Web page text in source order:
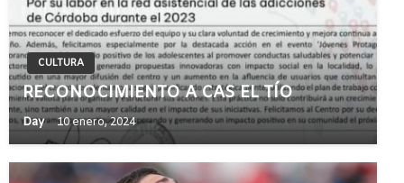
CULTURA
RECONOCIMIENTO A CAS EL TÍO
Day 10 enero, 2024